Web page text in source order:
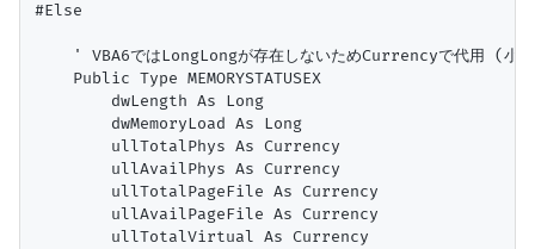
#Else
' VBA6ではLongLongが存在しないためCurrencyで代用 (小
    Public Type MEMORYSTATUSEX
        dwLength As Long
        dwMemoryLoad As Long
        ullTotalPhys As Currency
        ullAvailPhys As Currency
        ullTotalPageFile As Currency
        ullAvailPageFile As Currency
        ullTotalVirtual As Currency